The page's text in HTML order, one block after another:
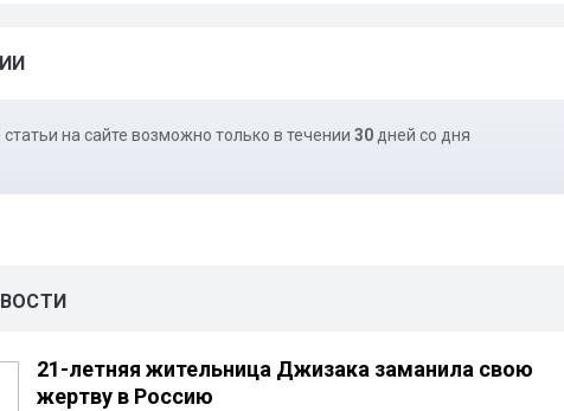
на сайте возможно только в течении 30 дней со дня
21-летняя жительница Джизака заманила свою
жертву в Россию